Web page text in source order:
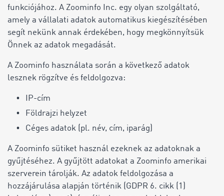
funkciójához. A Zoominfo Inc. egy olyan szolgáltató,
amely a vállalati adatok automatikus kiegészítésében
segít nekünk annak érdekében, hogy megkönnyítsük
Önnek az adatok megadását.
A Zoominfo használata során a következő adatok
lesznek rögzítve és feldolgozva:
IP-cím
Földrajzi helyzet
Céges adatok (pl. név, cím, iparág)
A Zoominfo sütiket használ ezeknek az adatoknak a
gyűjtéséhez. A gyűjtött adatokat a Zoominfo amerikai
szerverein tárolják. Az adatok feldolgozása a
hozzájárulása alapján történik (GDPR 6. cikk (1)